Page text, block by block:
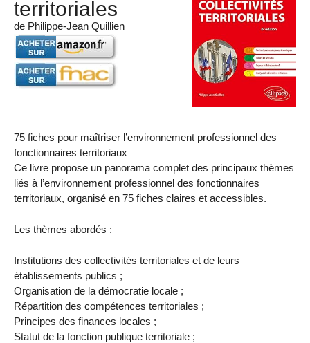
territoriales
de Philippe-Jean Quillien
75 fiches pour maîtriser l’environnement professionnel des
fonctionnaires territoriaux
Ce livre propose un panorama complet des principaux thèmes
liés à l’environnement professionnel des fonctionnaires
territoriaux, organisé en 75 fiches claires et accessibles.
Les thèmes abordés :
Institutions des collectivités territoriales et de leurs
établissements publics ;
Organisation de la démocratie locale ;
Répartition des compétences territoriales ;
Principes des finances locales ;
Statut de la fonction publique territoriale ;